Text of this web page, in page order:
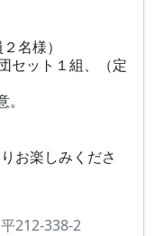
名様）
セット１組、（定
お楽しみくださ
212-338-2